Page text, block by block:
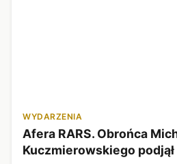
WYDARZENIA
Afera RARS. Obrońca
Kuczmierowskiego